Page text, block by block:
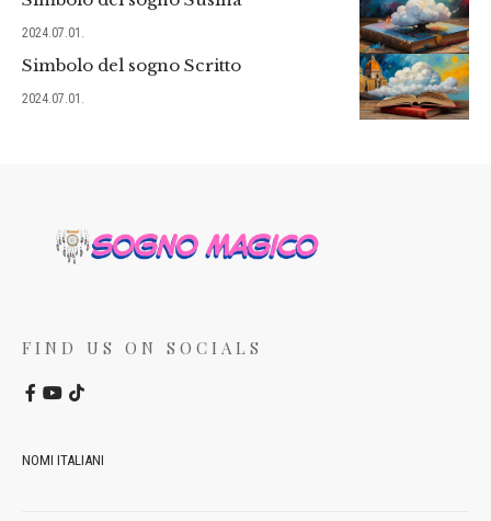
2024.07.01.
Simbolo del sogno Scritto
2024.07.01.
FIND US ON SOCIALS
NOMI ITALIANI